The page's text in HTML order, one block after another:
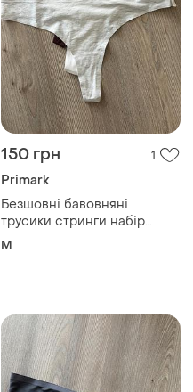
150 грн 1
Primark
Безшовні бавовняні
трусики стринги набір
primark
M